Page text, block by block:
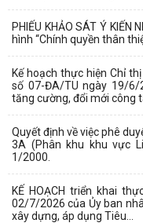
PHIẾU KHẢO SÁT Ý
hình “Chính quyền thân
Kế hoạch thực hiện Chỉ
số 07-ĐA/TU ngày 19/6/
tăng cường, đổi mới công
Quyết định về việc phê
3A (Phân khu khu vực
1/2000.
KẾ HOẠCH triển khai
02/7/2026 của Ủy ban
xây dựng, áp dụng Tiêu...